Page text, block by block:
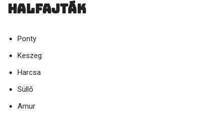
Halfajták
Ponty
Keszeg
Harcsa
Süllő
Amur